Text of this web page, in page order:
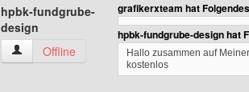
hpbk-fundgrube-
design
hpbk-fundgrube-design Benutzer-Profile
Offline
grafikerxteam hat
hpbk-fundgrube-design hat
Hallo zusammen auf
kostenlos